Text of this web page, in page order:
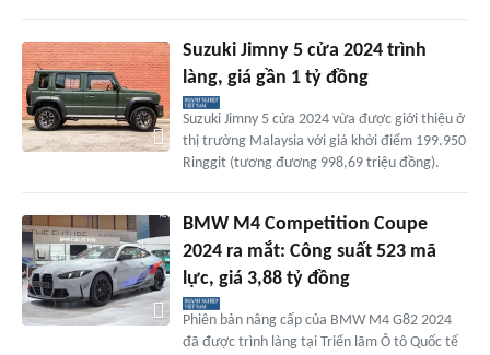
Suzuki Jimny 5 cửa 2024 trình
làng, giá gần 1 tỷ đồng
Suzuki Jimny 5 cửa 2024 vừa được giới thiệu ở
thị trường Malaysia với giá khởi điểm 199.950
Ringgit (tương đương 998,69 triệu đồng).
BMW M4 Competition Coupe
2024 ra mắt: Công suất 523 mã
lực, giá 3,88 tỷ đồng
Phiên bản nâng cấp của BMW M4 G82 2024
đã được trình làng tại Triển lãm Ô tô Quốc tế